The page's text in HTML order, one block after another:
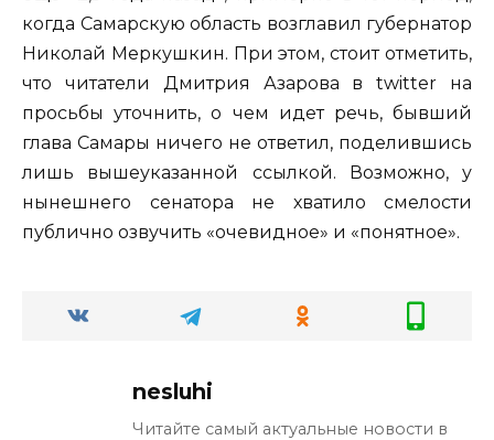
когда Самарскую область возглавил губернатор
Николай Меркушкин. При этом, стоит отметить,
что читатели Дмитрия Азарова в twitter на
просьбы уточнить, о чем идет речь, бывший
глава Самары ничего не ответил, поделившись
лишь вышеуказанной ссылкой. Возможно, у
нынешнего сенатора не хватило смелости
публично озвучить «очевидное» и «понятное».
nesluhi
Читайте самый актуальные новости в